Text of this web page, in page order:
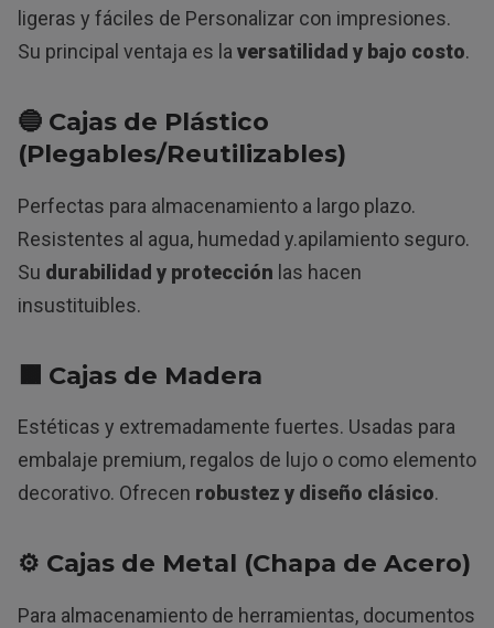
ligeras y fáciles de Personalizar con impresiones.
Su principal ventaja es la versatilidad y bajo costo.
🔵 Cajas de Plástico
(Plegables/Reutilizables)
Perfectas para almacenamiento a largo plazo.
Resistentes al agua, humedad y.apilamiento seguro.
Su durabilidad y protección las hacen
insustituibles.
🟫 Cajas de Madera
Estéticas y extremadamente fuertes. Usadas para
embalaje premium, regalos de lujo o como elemento
decorativo. Ofrecen robustez y diseño clásico.
⚙️ Cajas de Metal (Chapa de Acero)
Para almacenamiento de herramientas, documentos